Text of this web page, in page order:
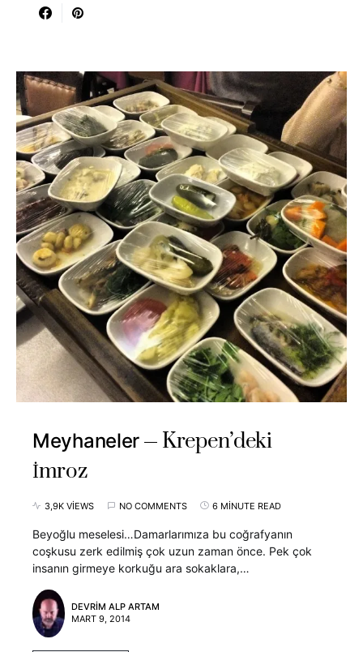
Meyhaneler
Krepen’deki
İmroz
3,9K VIEWS NO COMMENTS 6 MINUTE READ
Beyoğlu meselesi…Damarlarımıza bu coğrafyanın
coşkusu zerk edilmiş çok uzun zaman önce. Pek çok
insanın girmeye korkuğu ara sokaklara,…
DEVRIM ALP ARTAM
MART 9, 2014